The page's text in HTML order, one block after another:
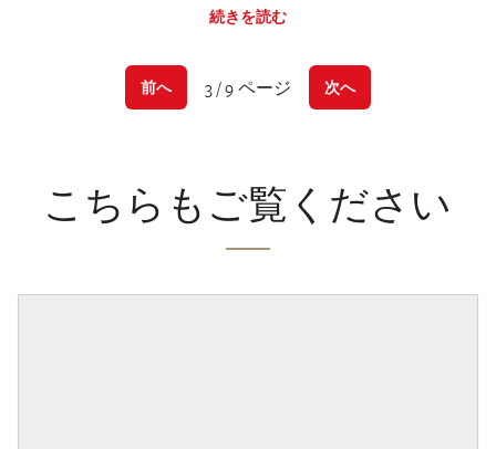
続きを読む
前へ 3 / 9 ページ 次へ
こちらもご覧ください